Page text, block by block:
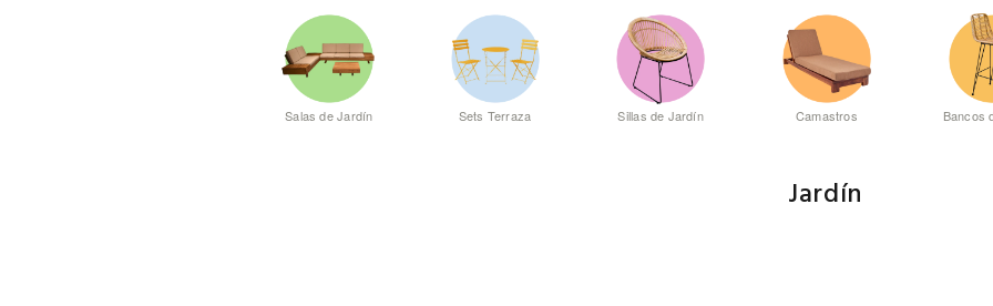
Salas de Jardín Sets Terraza Sillas de Jardín Camastros Bancos
Jardín